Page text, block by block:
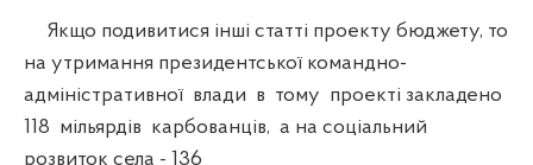
Якщо подивитися інші статті проекту бюджету, то
на утримання президентської командно-
адміністративної влади в тому проекті закладено
118 мільярдів карбованців, а на соціальний
розвиток села - 136